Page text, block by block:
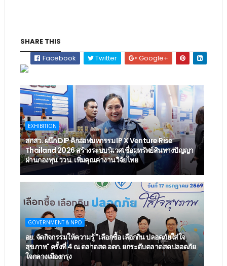
SHARE THIS
Facebook
Twitter Google+
EXHIBITION
สกสว. ผนึก DIP คิกออฟมหกรรม IP X Venture Rise
Thailand 2026 สร้างระบบนิเวศเชื่อมทรัพย์สินทางปัญญา
ผ่านกองทุน ววน. เพิ่มคุณค่างานวิจัยไทย
GOVERNMENT & NPO
อย. จัดกิจกรรมให้ความรู้ "เลือกซื้อ เลือกกิน ปลอดภัยใส่ใจ
สุขภาพ" ครั้งที่ 4 ณ ตลาดสด อตก. ยกระดับตลาดสดปลอดภัย
ใจกลางเมืองกรุง